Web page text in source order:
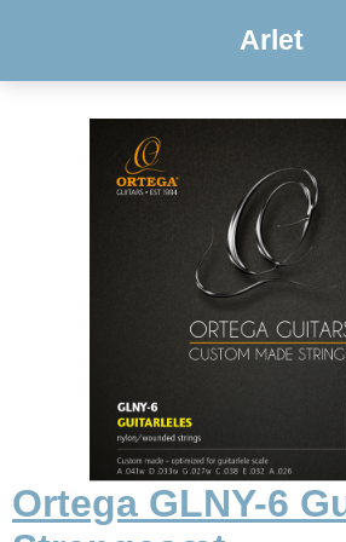
Arlet
Ortega GLNY-6